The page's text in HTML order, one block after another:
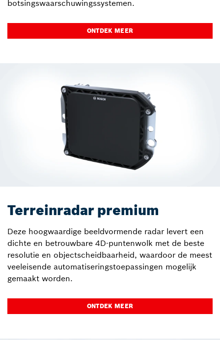
botsingswaarschuwingssystemen.
ONTDEK MEER
Terreinradar premium
Deze hoogwaardige beeldvormende radar levert een
dichte en betrouwbare 4D-puntenwolk met de beste
resolutie en objectscheidbaarheid, waardoor de meest
veeleisende automatiseringstoepassingen mogelijk
gemaakt worden.
ONTDEK MEER